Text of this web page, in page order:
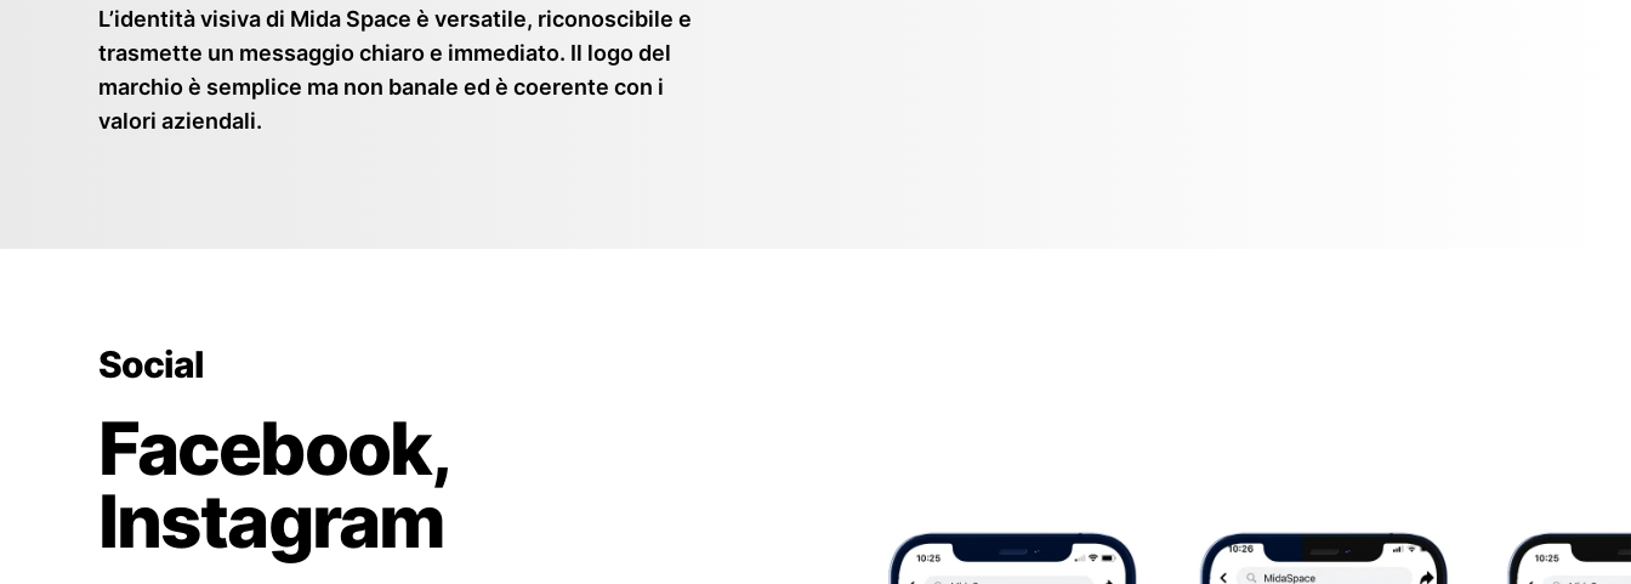
L’identità visiva di Mida Space è versatile, riconoscibile e
trasmette un messaggio chiaro e immediato. Il logo del
marchio è semplice ma non banale ed è coerente con i
valori aziendali.
Social
Facebook,
Instagram